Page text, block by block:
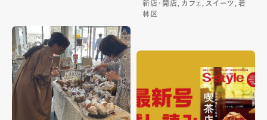
新店・開店, カフェ, スイーツ, 若
林区